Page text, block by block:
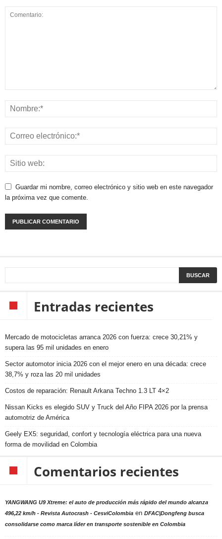
Guardar mi nombre, correo electrónico y sitio web en este navegador
la próxima vez que comente.
Entradas recientes
Mercado de motocicletas arranca 2026 con fuerza: crece 30,21% y
supera las 95 mil unidades en enero
Sector automotor inicia 2026 con el mejor enero en una década: crece
38,7% y roza las 20 mil unidades
Costos de reparación: Renault Arkana Techno 1.3 LT 4×2
Nissan Kicks es elegido SUV y Truck del Año FIPA 2026 por la prensa
automotriz de América
Geely EX5: seguridad, confort y tecnología eléctrica para una nueva
forma de movilidad en Colombia
Comentarios recientes
YANGWANG U9 Xtreme: el auto de producción más rápido del mundo alcanza
496,22 km/h - Revista Autocrash - CesviColombia en DFAC|Dongfeng busca
consolidarse como marca líder en transporte sostenible en Colombia